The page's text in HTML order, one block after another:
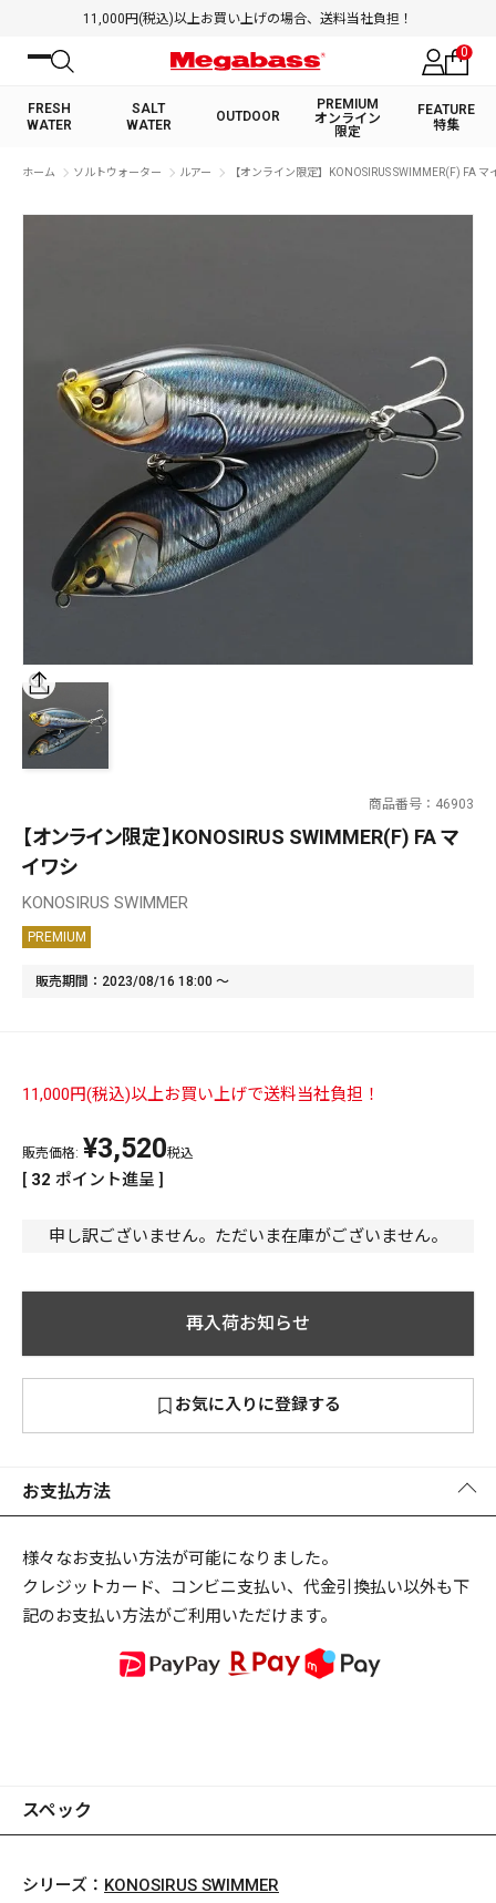
11,000円(税込)以上お買い上げの場合、送料当社負担！
0
FRESH
WATER
SALT
WATER
OUTDOOR
PREMIUM
オンライン
限定
FEATURE
特集
絞り込み検索
カテゴリ
PREMIUM オンライン限定
FRESH WATER
SALT WATER
OUTDOOR
価格
在庫
在庫あり
新作
リセット この内容で検索する
ホーム ソルトウォーター ルアー 【オンライン限定】KONOSIRUS SWIMMER(F) FA マ
商品番号 46903
【オンライン限定】KONOSIRUS SWIMMER(F) FA マ
イワシ
KONOSIRUS SWIMMER
PREMIUM
販売期間 2023/08/16 18:00 〜
11,000円(税込)以上お買い上げで送料当社負担！
申し訳ございません。ただいま在庫がございません。
販売価格: ¥3,520税込
[ 32 ポイント進呈 ]
再入荷お知らせ
お気に入りに登録する
お支払方法
様々なお支払い方法が可能になりました。
クレジットカード、コンビニ支払い、代金引換払い以外も下
記のお支払い方法がご利用いただけます。
スペック
シリーズ： KONOSIRUS SWIMMER